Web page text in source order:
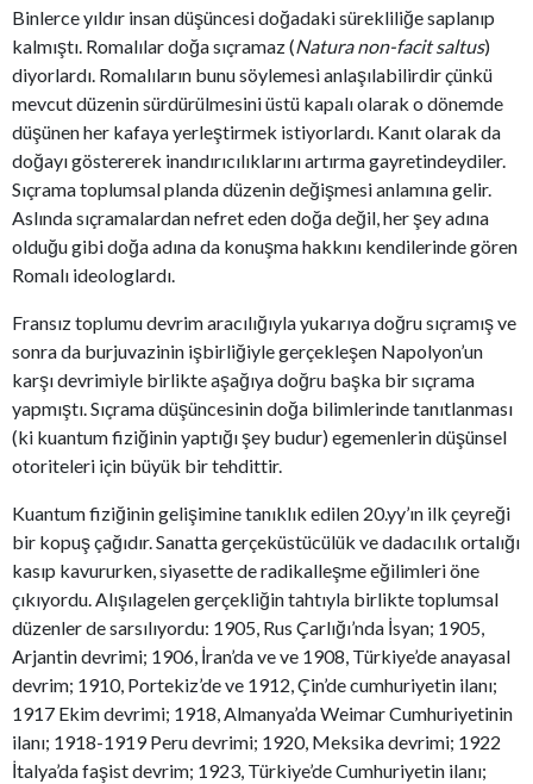
Binlerce yıldır insan düşüncesi doğadaki sürekliliğe saplanıp
kalmıştı. Romalılar doğa sıçramaz (Natura non-facit saltus)
diyorlardı. Romalıların bunu söylemesi anlaşılabilirdir çünkü
mevcut düzenin sürdürülmesini üstü kapalı olarak o dönemde
düşünen her kafaya yerleştirmek istiyorlardı. Kanıt olarak da
doğayı göstererek inandırıcılıklarını artırma gayretindeydiler.
Sıçrama toplumsal planda düzenin değişmesi anlamına gelir.
Aslında sıçramalardan nefret eden doğa değil, her şey adına
olduğu gibi doğa adına da konuşma hakkını kendilerinde gören
Romalı ideologlardı.
Fransız toplumu devrim aracılığıyla yukarıya doğru sıçramış ve
sonra da burjuvazinin işbirliğiyle gerçekleşen Napolyon’un
karşı devrimiyle birlikte aşağıya doğru başka bir sıçrama
yapmıştı. Sıçrama düşüncesinin doğa bilimlerinde tanıtlanması
(ki kuantum fiziğinin yaptığı şey budur) egemenlerin düşünsel
otoriteleri için büyük bir tehdittir.
Kuantum fiziğinin gelişimine tanıklık edilen 20.yy’ın ilk çeyreği
bir kopuş çağıdır. Sanatta gerçeküstücülük ve dadacılık ortalığı
kasıp kavururken, siyasette de radikalleşme eğilimleri öne
çıkıyordu. Alışılagelen gerçekliğin tahtıyla birlikte toplumsal
düzenler de sarsılıyordu: 1905, Rus Çarlığı’nda İsyan; 1905,
Arjantin devrimi; 1906, İran’da ve ve 1908, Türkiye’de anayasal
devrim; 1910, Portekiz’de ve 1912, Çin’de cumhuriyetin ilanı;
1917 Ekim devrimi; 1918, Almanya’da Weimar Cumhuriyetinin
ilanı; 1918-1919 Peru devrimi; 1920, Meksika devrimi; 1922
İtalya’da faşist devrim; 1923, Türkiye’de Cumhuriyetin ilanı;